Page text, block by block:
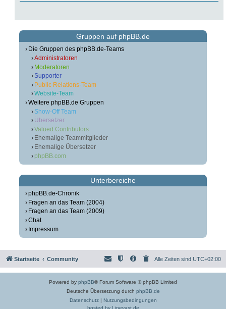
Gruppen auf phpBB.de
Die Gruppen des phpBB.de-Teams
Administratoren
Moderatoren
Supporter
Public Relations-Team
Website-Team
Weitere phpBB.de Gruppen
Show-Off Team
Übersetzer
Valued Contributors
Ehemalige Teammitglieder
Ehemalige Übersetzer
phpBB.com
Unterbereiche
phpBB.de-Chronik
Fragen an das Team (2004)
Fragen an das Team (2009)
Chat
Impressum
Startseite Community Alle Zeiten sind UTC+02:00
Powered by phpBB® Forum Software © phpBB Limited
Deutsche Übersetzung durch phpBB.de
Datenschutz| Nutzungsbedingungen
hosted by Linevast.de